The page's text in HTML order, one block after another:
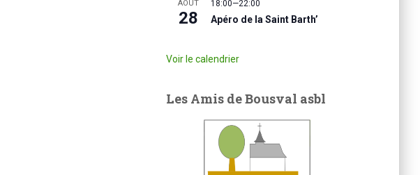
AOÛT
28
18:00—22:00
Apéro de la Saint Barth’
Voir le calendrier
Les Amis de Bousval asbl